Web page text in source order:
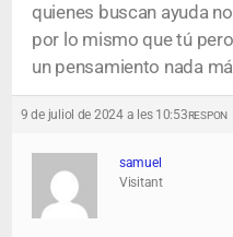
quienes buscan ayuda
por lo mismo que tú
un pensamiento nada
9 de juliol de 2024 a les 10:53RESPON
samuel
Visitant